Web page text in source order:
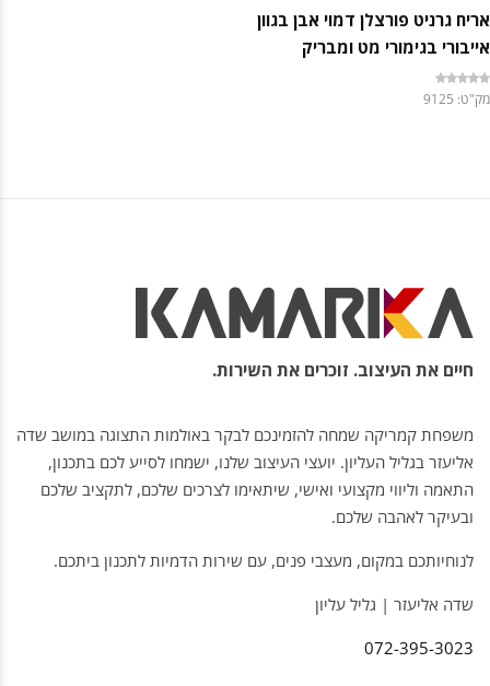
אריח גרניט פורצלן דמוי אבן בגוון
אייבורי בגימורי מט ומבריק
תוצרת איטליה
מק"ט: 9125
חיים את העיצוב. זוכרים את השירות.
משפחת קמריקה שמחה להזמינכם לבקר באולמות התצוגה במושב שדה
אליעזר בגליל העליון. יועצי העיצוב שלנו, ישמחו לסייע לכם בתכנון,
התאמה וליווי מקצועי ואישי, שיתאימו לצרכים שלכם, לתקציב שלכם
ובעיקר לאהבה שלכם.
לנוחיותכם במקום, מעצבי פנים, עם שירות הדמיות לתכנון ביתכם.
שדה אליעזר | גליל עליון
072-395-3023